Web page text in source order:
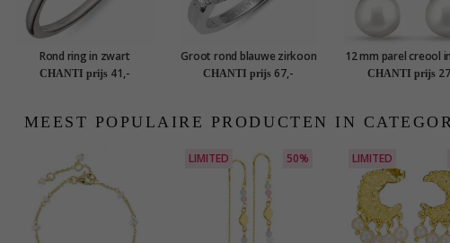
Rond ring in zwart
gerhodineerd zilver met
verguld sterlingzilver
CHANTI prijs 41,-
Groot rond blauwe zirkoon
ring in zilver
CHANTI prijs 67,-
12 mm parel creool
CHANTI prijs
MEEST POPULAIRE PRODUCTEN IN
LIMITED 50% LIMITED